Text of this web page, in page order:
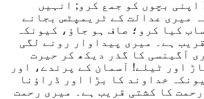
اپنی بچوں کو جمع کرو; انہیں
میری عدالت کے ٹریمپٹس بجانے
کیا کرو؛ صاف ہو جاؤ، کیونکہ
ہے۔ میری پیداوار رونے لگی
آگینسی کا گذر دیکھ کر حیرت
اور ٹیلے! آسمان کے پرندے، اور
خداوند کا بڑا اور ڈراؤنا
کا کشتی قریب ہے۔ میری رحمت